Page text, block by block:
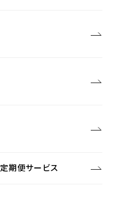
定期便サービス